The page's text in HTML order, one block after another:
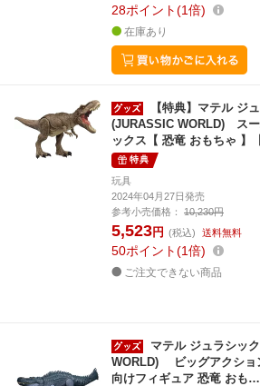
28ポイント 1倍
在庫あり
【特典】マテル ジ
(JURASSIC WORLD) ス
ックス【 恐竜 おもちゃ 】
特典
玩具
2024年04月27日発売
参考小売価格：
10,230円
5,523円 (税込) 送料無料
50ポイント 1倍
ご注文できない商品
マテル ジュラシッ
WORLD) ビッグアクショ
向けフィギュア 恐竜 おも…